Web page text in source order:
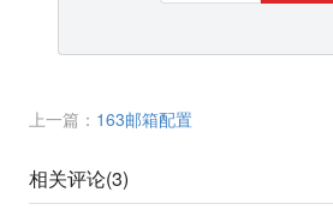
上一篇： 163邮箱配置
相关评论(3)